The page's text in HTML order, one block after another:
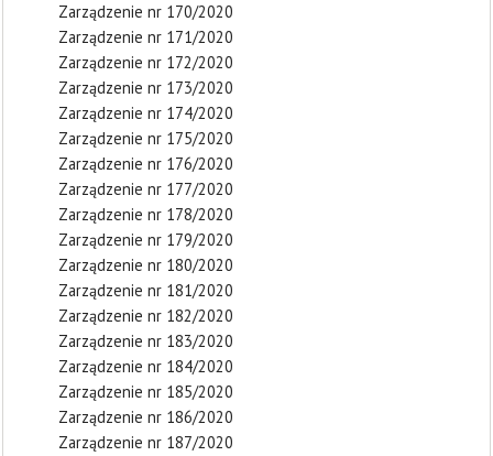
Zarządzenie nr 170/2020
Zarządzenie nr 171/2020
Zarządzenie nr 172/2020
Zarządzenie nr 173/2020
Zarządzenie nr 174/2020
Zarządzenie nr 175/2020
Zarządzenie nr 176/2020
Zarządzenie nr 177/2020
Zarządzenie nr 178/2020
Zarządzenie nr 179/2020
Zarządzenie nr 180/2020
Zarządzenie nr 181/2020
Zarządzenie nr 182/2020
Zarządzenie nr 183/2020
Zarządzenie nr 184/2020
Zarządzenie nr 185/2020
Zarządzenie nr 186/2020
Zarządzenie nr 187/2020